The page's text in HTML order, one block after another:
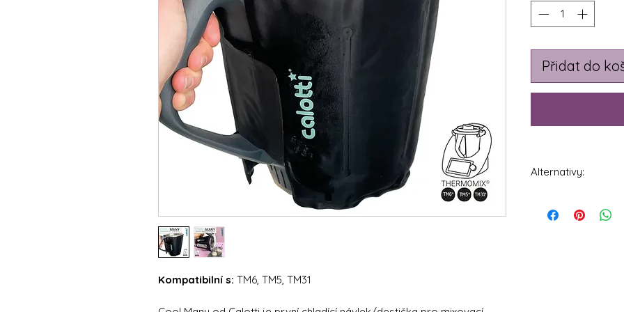
Kompatibilní s: TM6, TM5, TM31
Přidat do
Alternativy:
mixovací nádobu